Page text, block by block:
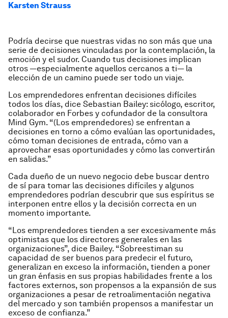
Karsten Strauss
Podría decirse que nuestras vidas no son más que una
serie de decisiones vinculadas por la contemplación, la
emoción y el sudor. Cuando tus decisiones implican
otros —especialmente aquellos cercanos a ti— la
elección de un camino puede ser todo un viaje.
Los emprendedores enfrentan decisiones difíciles
todos los días, dice Sebastian Bailey: sicólogo, escritor,
colaborador en Forbes y cofundador de la consultora
Mind Gym. “(Los emprendedores) se enfrentan a
decisiones en torno a cómo evalúan las oportunidades,
cómo toman decisiones de entrada, cómo van a
aprovechar esas oportunidades y cómo las convertirán
en salidas.”
Cada dueño de un nuevo negocio debe buscar dentro
de sí para tomar las decisiones difíciles y algunos
emprendedores podrían descubrir que sus espíritus se
interponen entre ellos y la decisión correcta en un
momento importante.
“Los emprendedores tienden a ser excesivamente más
optimistas que los directores generales en las
organizaciones”, dice Bailey. “Sobreestiman su
capacidad de ser buenos para predecir el futuro,
generalizan en exceso la información, tienden a poner
un gran énfasis en sus propias habilidades frente a los
factores externos, son propensos a la expansión de sus
organizaciones a pesar de retroalimentación negativa
del mercado y son también propensos a manifestar un
exceso de confianza.”